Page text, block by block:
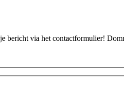
via het contactformulier!